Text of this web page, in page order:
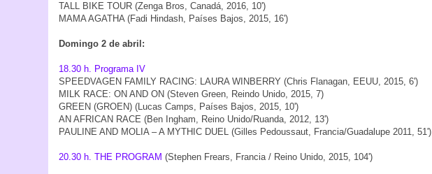
TALL BIKE TOUR (Zenga Bros, Canadá, 2016, 10')
MAMA AGATHA (Fadi Hindash, Países Bajos, 2015, 16')
Domingo 2 de abril:
18.30 h. Programa IV
SPEEDVAGEN FAMILY RACING: LAURA WINBERRY (Chris Flanagan, EEUU, 2015, 6')
MILK RACE: ON AND ON (Steven Green, Reindo Unido, 2015, 7)
GREEN (GROEN) (Lucas Camps, Países Bajos, 2015, 10')
AN AFRICAN RACE (Ben Ingham, Reino Unido/Ruanda, 2012, 13')
PAULINE AND MOLIA – A MYTHIC DUEL (Gilles Pedoussaut, Francia/Guadalupe 2011, 51')
20.30 h. THE PROGRAM (Stephen Frears, Francia / Reino Unido, 2015, 104')